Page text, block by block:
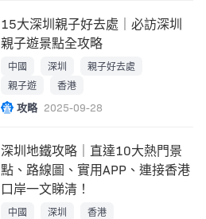
15大深圳親子好去處｜必訪深圳
親子遊景點全攻略
中國 深圳
親子好去處
親子遊
香港
攻略 2025-09-28
深圳地鐵攻略｜直達10大熱門景
點、路線圖、實用APP、連接香港
口岸一文睇清！
中國 深圳 香港